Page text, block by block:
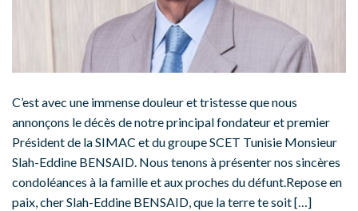
C’est avec une immense douleur et tristesse que nous
annonçons le décès de notre principal fondateur et premier
Président de la SIMAC et du groupe SCET Tunisie Monsieur
Slah-Eddine BENSAID. Nous tenons à présenter nos sincères
condoléances à la famille et aux proches du défunt.Repose en
paix, cher Slah-Eddine BENSAID, que la terre te soit […]